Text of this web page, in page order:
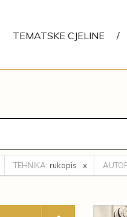
TEMATSKE CJELINE /
TEHNIKA: rukopis